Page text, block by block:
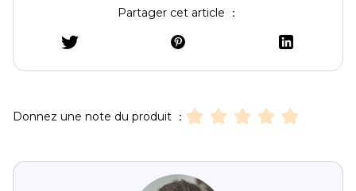
Partager cet article ：
Donnez une note du produit ：